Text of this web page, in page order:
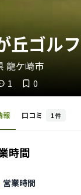
丘ゴル
龍ケ崎市
1 0
報 口コミ 1 件
時間
営業時間